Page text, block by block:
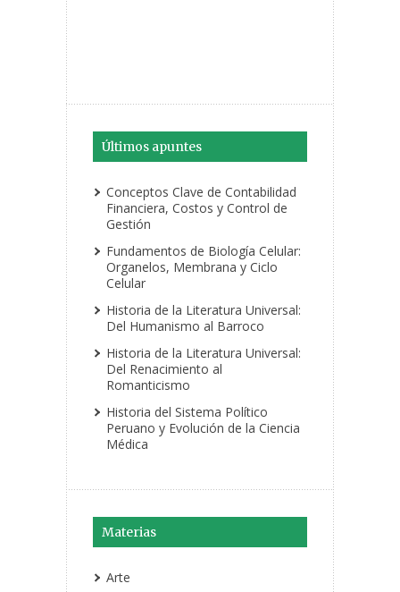
Últimos apuntes
Conceptos Clave de Contabilidad
Financiera, Costos y Control de
Gestión
Fundamentos de Biología Celular:
Organelos, Membrana y Ciclo
Celular
Historia de la Literatura Universal:
Del Humanismo al Barroco
Historia de la Literatura Universal:
Del Renacimiento al
Romanticismo
Historia del Sistema Político
Peruano y Evolución de la Ciencia
Médica
Materias
Arte